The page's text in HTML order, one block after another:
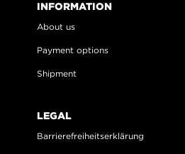
INFORMATION
About us
Payment options
Shipment
LEGAL
Barrierefreiheitserklärung